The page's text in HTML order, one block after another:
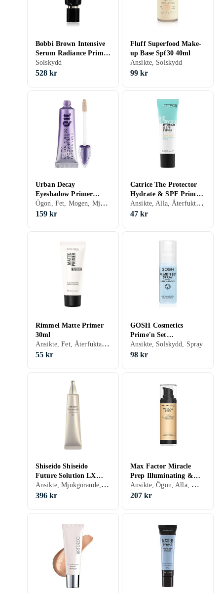
Bobbi Brown Intensive
Serum Radiance Primer
SPF25 Sminkprimer
SPF 25 40ml female
Solskydd
528 kr
Fluff Superfood Make-
up Base Spf30 40ml
Ansikte, Solskydd
99 kr
Urban Decay
Eyeshadow Primer
Potion 5ml
Ögon, Fet, Mogen, Mjukgörande, Motverkar åldrande, Solskydd, Porminimering, Kräm
159 kr
Catrice The Protector
Hydrate & SPF Primer
22ml
Ansikte, Alla, Återfuktande, Solskydd
47 kr
Rimmel Matte Primer
30ml
Ansikte, Fet, Återfuktande, Lyster, Solskydd, Matt, Kräm
55 kr
GOSH Cosmetics
Prime'n Set
Sminkfixerande spray
50ml female
Ansikte, Solskydd, Spray
98 kr
Shiseido Shiseido
Future Solution LX
Infinite Treatment
Primer 40ml
Ansikte, Mjukgörande, Solskydd, Gel
396 kr
Max Factor Miracle
Prep Illuminating &
Hydrating Primer
Ansikte, Ögon, Alla, Mjukgörande, Återfuktande, Lyster, Solskydd, Kräm
207 kr